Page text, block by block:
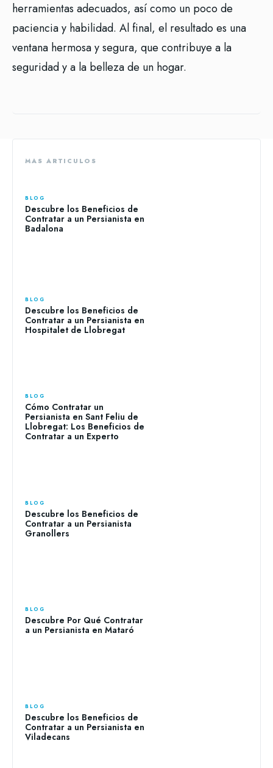
herramientas adecuados, así como un poco de
paciencia y habilidad. Al final, el resultado es una
ventana hermosa y segura, que contribuye a la
seguridad y a la belleza de un hogar.
MAS ARTICULOS
BLOG
Descubre los Beneficios de
Contratar a un Persianista en
Badalona
BLOG
Descubre los Beneficios de
Contratar a un Persianista en
Hospitalet de Llobregat
BLOG
Cómo Contratar un
Persianista en Sant Feliu de
Llobregat: Los Beneficios de
Contratar a un Experto
BLOG
Descubre los Beneficios de
Contratar a un Persianista
Granollers
BLOG
Descubre Por Qué Contratar
a un Persianista en Mataró
BLOG
Descubre los Beneficios de
Contratar a un Persianista en
Viladecans